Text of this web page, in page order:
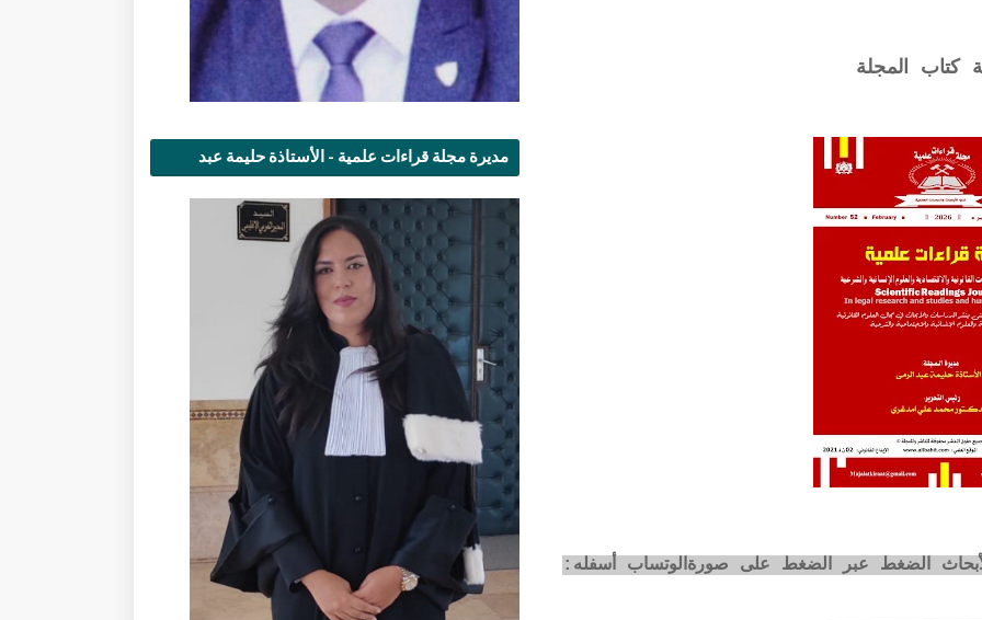
كتاب المجلة
الضغط عبر الضغط على صورةالوتساب أسفله:
مديرة مجلة قراءات علمية - الأستاذة حليمة عبد